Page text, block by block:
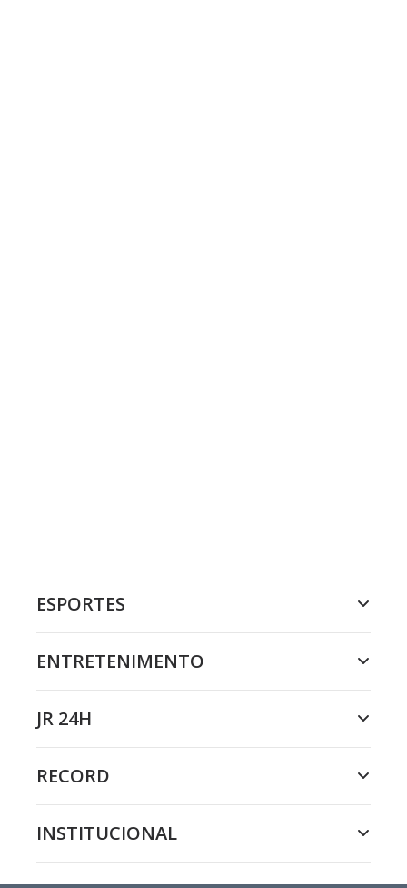
ESPORTES
ENTRETENIMENTO
JR 24H
RECORD
INSTITUCIONAL